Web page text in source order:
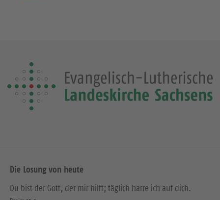
Die Losung von heute
Du bist der Gott, der mir hilft; täglich harre ich auf dich.